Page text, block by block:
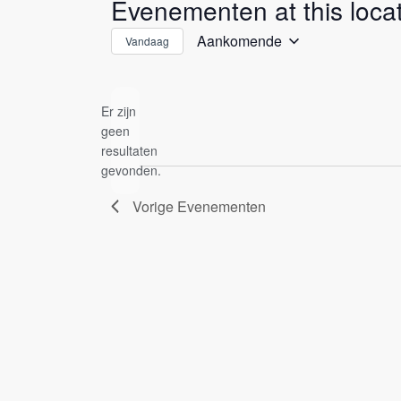
Evenementen at this
Bericht
Er zijn
geen
resultaten
gevonden.
Vandaag Aankomende
Vorige Evenementen